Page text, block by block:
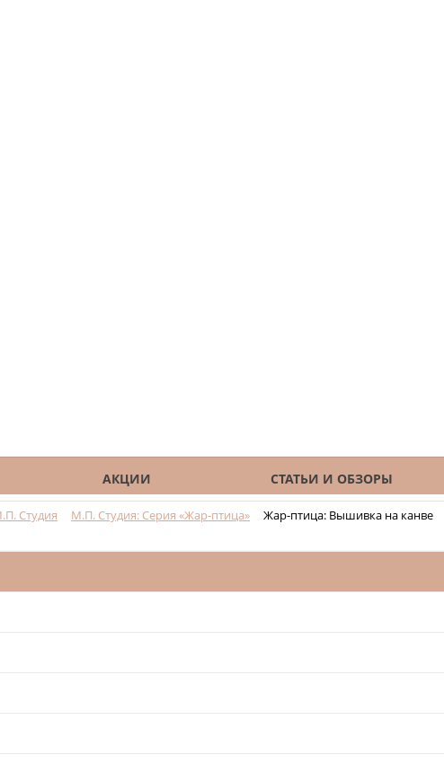
АКЦИИ СТАТЬИ И ОБЗОРЫ
Студия М.П. Студия: Серия «Жар-птица» Жар-птица: Вышивка на канве